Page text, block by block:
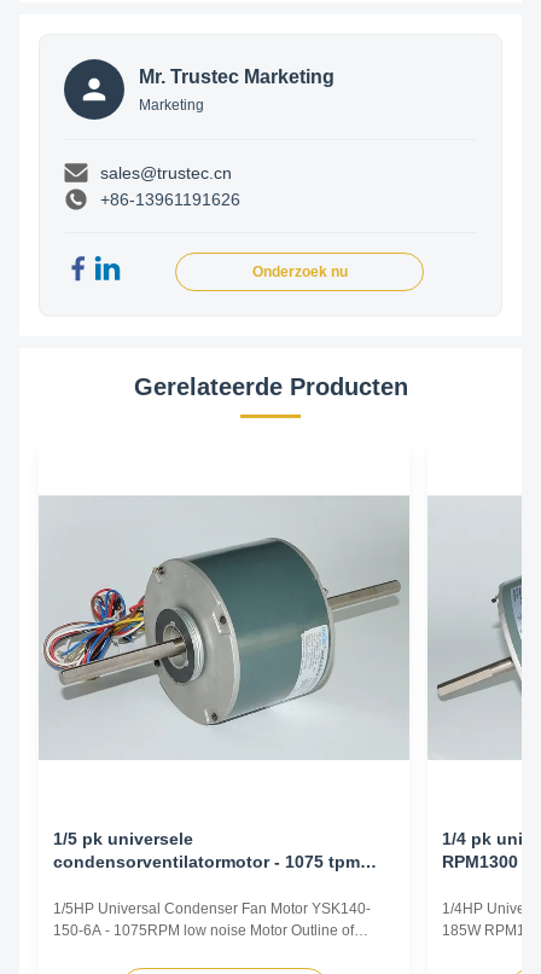
Mr. Trustec Marketing
Marketing
sales@trustec.cn
+86-13961191626
Onderzoek nu
Gerelateerde Producten
1/5 pk universele
condensorventilatormotor - 1075 tpm
1/5HP Universal Condenser Fan Motor YSK140-
150-6A - 1075RPM low noise Motor Outline of
1/4 pk
RPM1300
1/4HP
185W